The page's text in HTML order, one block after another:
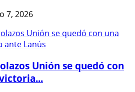
7, 2026
Unión se quedó con